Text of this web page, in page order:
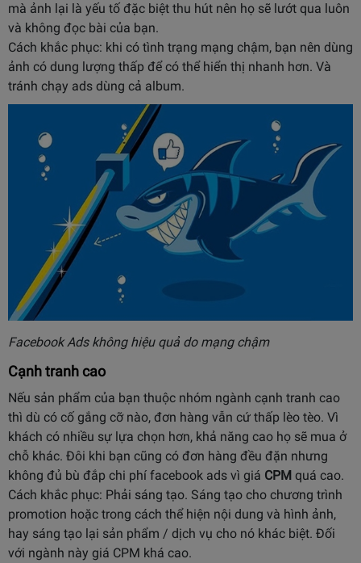
mà ảnh lại là yếu tố đặc biệt thu hút nên họ sẽ lướt qua luôn
và không đọc bài của bạn.
Cách khắc phục: khi có tình trạng mạng chậm, bạn nên dùng
ảnh có dung lượng thấp để có thể hiển thị nhanh hơn. Và
tránh chạy ads dùng cả album.
Facebook Ads không hiệu quả do mạng chậm
Cạnh tranh cao
Nếu sản phẩm của bạn thuộc nhóm ngành cạnh tranh cao
thì dù có cố gắng cỡ nào, đơn hàng vẫn cứ thấp lèo tèo. Vì
khách có nhiều sự lựa chọn hơn, khả năng cao họ sẽ mua ở
chỗ khác. Đôi khi bạn cũng có đơn hàng đều đặn nhưng
không đủ bù đắp chi phí facebook ads vì giá CPM quá cao.
Cách khắc phục: Phải sáng tạo. Sáng tạo cho chương trình
promotion hoặc trong cách thể hiện nội dung và hình ảnh,
hay sáng tạo lại sản phẩm / dịch vụ cho nó khác biệt. Đối
với ngành này giá CPM khá cao.